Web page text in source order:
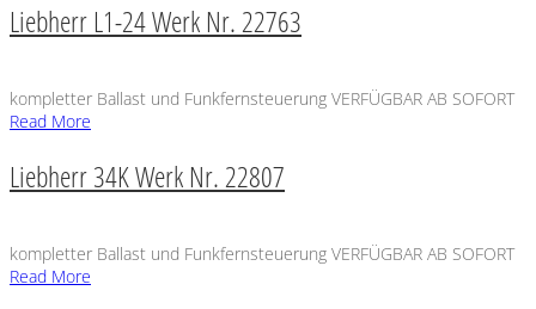
Liebherr L1-24 Werk Nr. 22763
kompletter Ballast und Funkfernsteuerung VERFÜGBAR AB SOFORT
Read More
Liebherr 34K Werk Nr. 22807
kompletter Ballast und Funkfernsteuerung VERFÜGBAR AB SOFORT
Read More